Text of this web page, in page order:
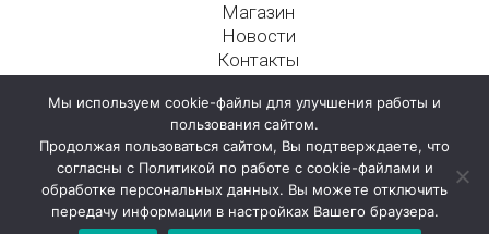
Магазин
Новости
Контакты
125009, г. Москва, Никитский пер., д. 4а, стр. 1
Мы используем cookie-файлы для улучшения работы и
пользования сайтом.
Продолжая пользоваться сайтом, Вы подтверждаете, что
согласны с Политикой по работе с cookie-файлами и
обработке персональных данных. Вы можете отключить
передачу информации в настройках Вашего браузера.